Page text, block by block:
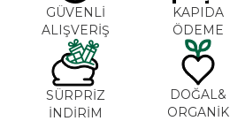
GÜVENLİ
ALIŞVERİŞ
KAPIDA
ÖDEME
SÜRPRİZ
İNDİRİM
DOĞAL&
ORGANİK